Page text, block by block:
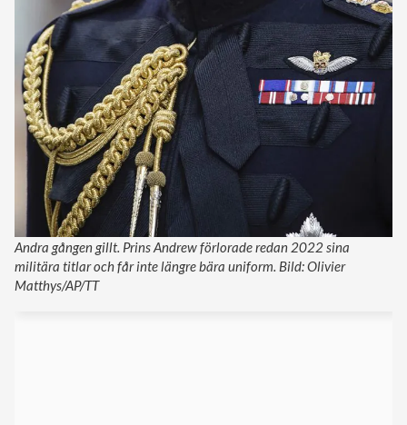
Andra gången gillt. Prins Andrew förlorade redan 2022 sina
militära titlar och får inte längre bära uniform. Bild: Olivier
Matthys/AP/TT